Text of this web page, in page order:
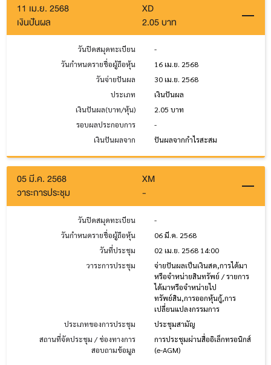
11 เม.ย. 2568
XD
เงินปันผล
2.05 บาท
วันปิดสมุดทะเบียน
-
วันกำหนดรายชื่อผู้ถือหุ้น
16 เม.ย. 2568
วันจ่ายปันผล
30 เม.ย. 2568
ประเภท
เงินปันผล
เงินปันผล(บาท/หุ้น)
2.05 บาท
รอบผลประกอบการ
-
เงินปันผลจาก
ปันผลจากกำไรสะสม
05 มี.ค. 2568
XM
วาระการประชุม
-
วันปิดสมุดทะเบียน
-
วันกำหนดรายชื่อผู้ถือหุ้น
06 มี.ค. 2568
วันที่ประชุม
02 เม.ย. 2568 14:00
วาระการประชุม
จ่ายปันผลเป็นเงินสด,การได้มา
หรือจำหน่ายสินทรัพย์ / รายการ
ได้มาหรือจำหน่ายไป
ทรัพย์สิน,การออกหุ้นกู้,การ
เปลี่ยนแปลงกรรมการ
ประเภทของการประชุม
ประชุมสามัญ
สถานที่จัดประชุม / ช่องทางการ
สอบถามข้อมูล
การประชุมผ่านสื่ออิเล็กทรอนิกส์
(e-AGM)